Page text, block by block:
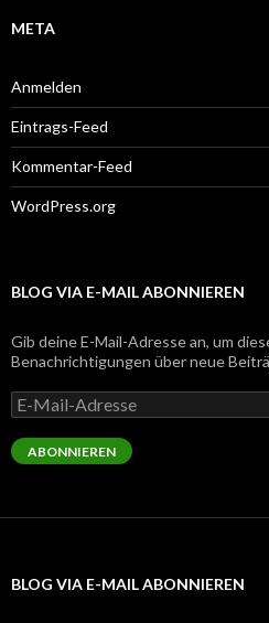
META
Anmelden
Eintrags-Feed
Kommentar-Feed
WordPress.org
BLOG VIA E-MAIL ABONNIEREN
Gib deine E-Mail-Adresse an, um
Benachrichtigungen über neue
E-
Mail-
Adresse
ABONNIEREN
BLOG VIA E-MAIL ABONNIEREN